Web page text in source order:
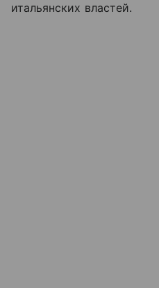
итальянских властей.